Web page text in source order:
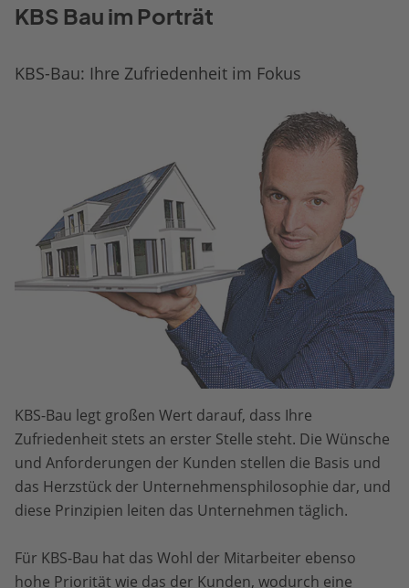
KBS Bau im Porträt
KBS-Bau: Ihre Zufriedenheit im Fokus
KBS-Bau legt großen Wert darauf, dass Ihre
Zufriedenheit stets an erster Stelle steht. Die Wünsche
und Anforderungen der Kunden stellen die Basis und
das Herzstück der Unternehmensphilosophie dar, und
diese Prinzipien leiten das Unternehmen täglich.
Für KBS-Bau hat das Wohl der Mitarbeiter ebenso
hohe Priorität wie das der Kunden, wodurch eine